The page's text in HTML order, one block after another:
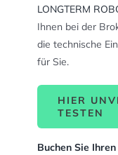
LONGTERM
Ihnen bei der
die technische
für Sie.
HIER
TESTEN
Buchen Sie